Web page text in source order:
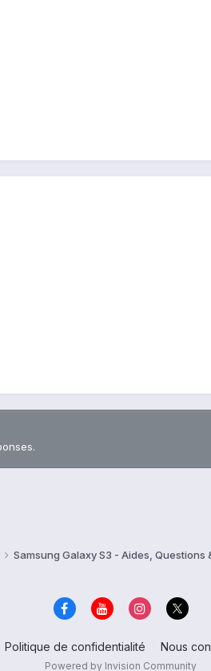
Samsung Galaxy S3 - Aides, Questions
Politique de confidentialité Nous
Powered by Invision Community